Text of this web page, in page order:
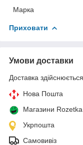
Марка
Приховати
Умови доставки
Доставка
Нова Пошта
Магазини Rozetka
Укрпошта
Самовивіз